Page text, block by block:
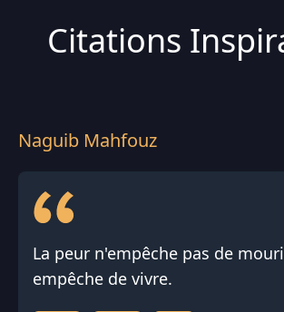
Citations
Naguib Mahfouz
La peur n'empêche pas de
empêche de vivre.